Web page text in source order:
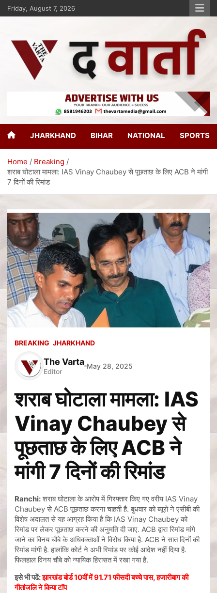
Friday, August 7, 2026
The Varta
JHARKHAND BIHAR NATIONAL SPORTS
Home
Breaking
शराब घोटाला मामला: IAS Vinay Chaubey से पूछताछ के लिए ACB ने मांगी
7 दिनों की रिमांड
BREAKING JHARKHAND
The Varta
Editor
May 28, 2025
शराब घोटाला मामला: IAS
Vinay Chaubey से
पूछताछ के लिए ACB ने
मांगी 7 दिनों की रिमांड
Ranchi:शराब घोटाला के आरोप में गिरफ्तार किए गए वरीय IAS Vinay
Chaubey से ACB पूछताछ करना चाहती है. बुधवार को ब्यूरो ने एसीबी की
विशेष अदालत से यह आग्रह किया है कि IAS Vinay Chaubey को
रिमांड पर लेकर पूछताछ करने की अनुमति दी जाए. ACB द्वारा रिमांड मांगे
जाने का विनय चौबे के अधिवक्ताओं ने विरोध किया है. ACB ने सात दिनों की
रिमांड मांगी है. हालांकि कोर्ट ने अभी रिमांड पर कोई आदेश नहीं दिया है.
फिलहाल विनय चौबे को न्यायिक हिरासत में रखा गया है.
इसे भी पढें:झारखंड बोर्ड 10वीं में 91.71 फीसदी बच्चे पास, हजारीबाग की
गीतांजलि ने किया टॉप